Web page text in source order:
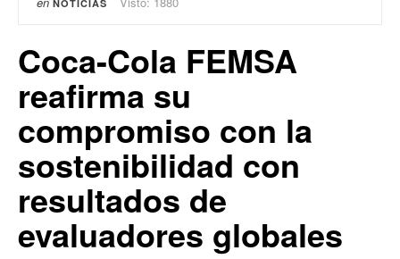
NOTICIAS
Coca-Cola FEMSA
reafirma su
compromiso con la
sostenibilidad con
resultados de
evaluadores globales